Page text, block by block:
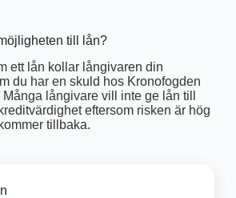
till lån?
ett lån kollar långivaren din
du har en skuld hos Kronofogden
långivare vill inte ge lån till
eftersom risken är hög
tillbaka.